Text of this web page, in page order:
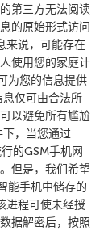
第三方无法阅读
的原始形式访问
来说，可能存在
使用您的家庭计
为您的信息提供
仅可由合法所
以避免所有尴尬
，当您通过
的GSM手机网
但是，我们希望
能手机中储存的
进程可使未经授
据解密后，按照